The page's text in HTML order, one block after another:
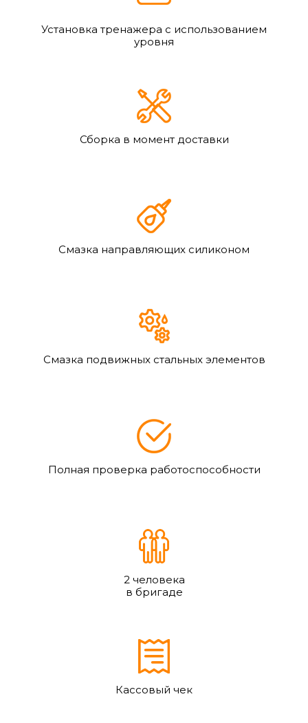
Установка тренажера с использованием
уровня
Сборка в момент доставки
Смазка направляющих силиконом
Смазка подвижных стальных элементов
Полная проверка работоспособности
2 человека
в бригаде
Кассовый чек